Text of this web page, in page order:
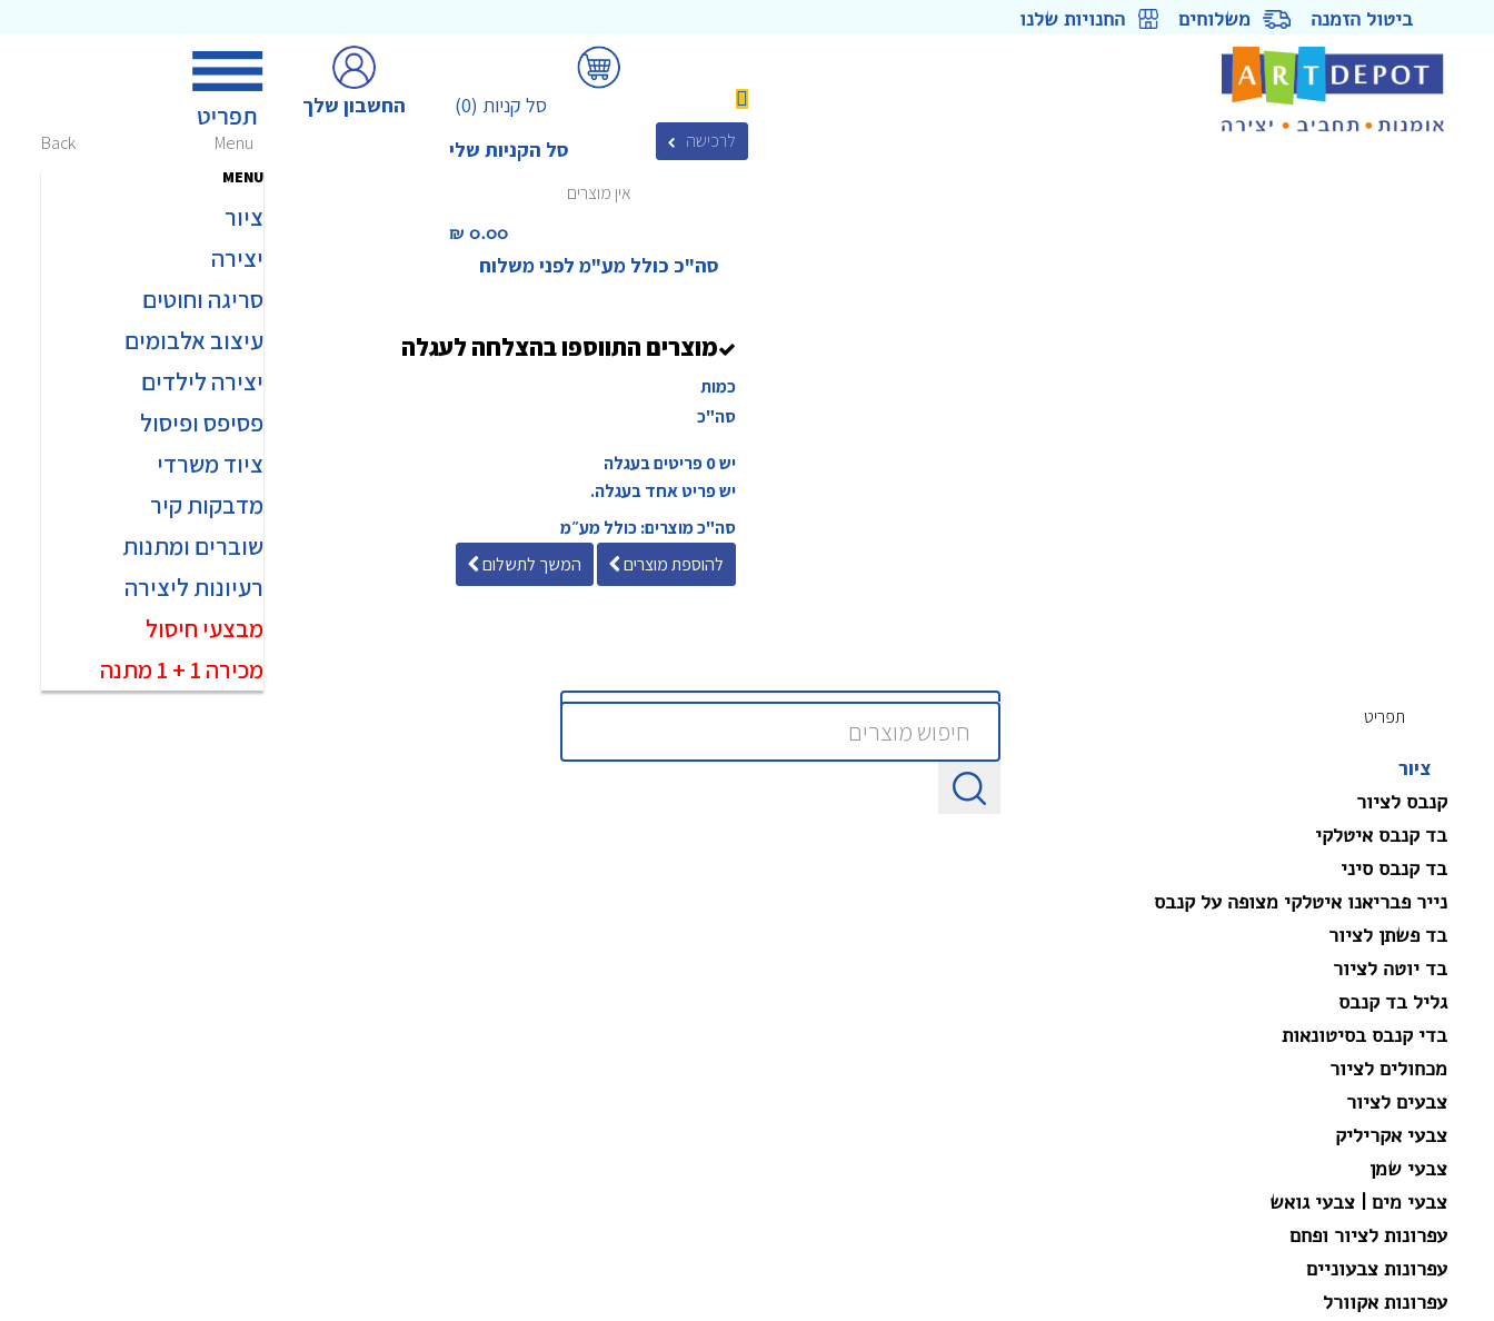
ביטול הזמנה משלוחים החנויות שלנו
Menu
Back
MENU
ציור
יצירה
סריגה וחוטים
עיצוב אלבומים
יצירה לילדים
פסיפס ופיסול
ציוד משרדי
מדבקות קיר
שוברים ומתנות
מבצעי חיסול
רעיונות ליצירה
מכירה 1 + 1 מתנה
החשבון שלך (0) סל קניות
סל הקניות שלי
לרכישה
אין מוצרים
0.00 ₪‎
סה"כ כולל מע"מ לפני משלוח
מוצרים התווספו בהצלחה לעגלה
כמות
סה"כ
יש0פריטים בעגלה
יש פריט אחד בעגלה.
סה"כ מוצרים: כולל מע״מ
להוספת מוצרים
המשך לתשלום
תפריט
ציור
קנבס לציור
בד קנבס איטלקי
בד קנבס סיני
נייר פבריאנו איטלקי מצופה על קנבס
בד פשתן לציור
בד יוטה לציור
גליל בד קנבס
בדי קנבס בסיטונאות
מכחולים לציור
צבעים לציור
צבעי אקריליק
צבעי שמן
צבעי מים | צבעי גואש
עפרונות לציור ופחם
עפרונות צבעוניים
עפרונות אקוורל